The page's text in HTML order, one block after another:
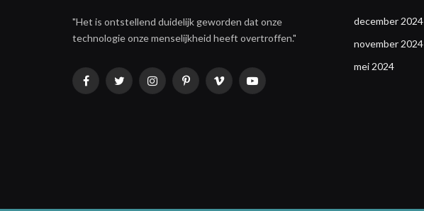
"Het is ontstellend duidelijk geworden dat onze
technologie onze menselijkheid heeft overtroffen."
FacebookTwitterInstagramPinterestVimeo YouTube
december 2024
november 2024
mei 2024